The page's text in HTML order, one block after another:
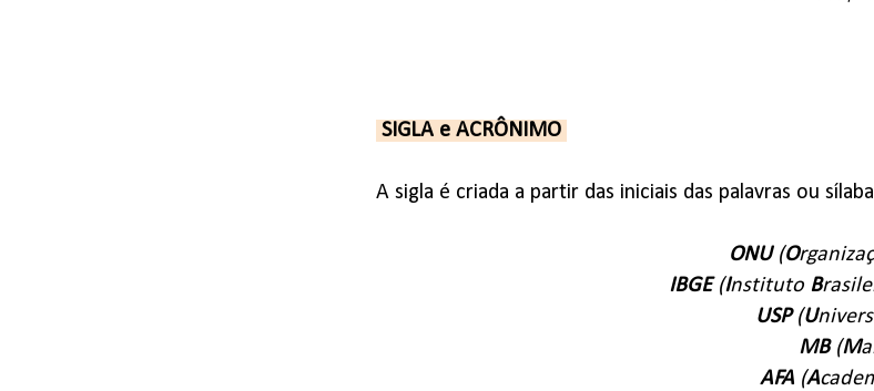
SIGLA e ACRÔNIMO
A sigla é criada a partir das iniciais das palavras ou
ONU(O
IBGE(Instituto B
USP(U
MB(M
AFA(A